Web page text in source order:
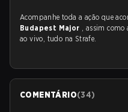
Acompanhe toda a ação que
Budapest Major , assim como
ao vivo, tudo na Strafe.
COMENTÁRIO(34)